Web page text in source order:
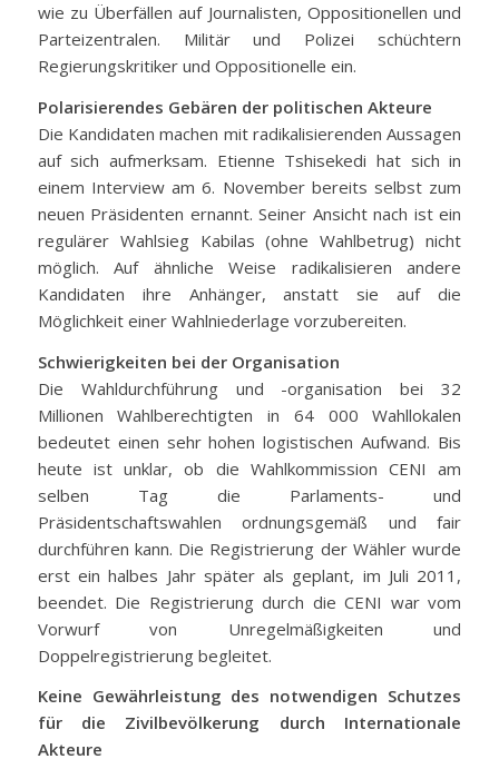
wie zu Überfällen auf Journalisten, Oppositionellen und
Parteizentralen. Militär und Polizei schüchtern
Regierungskritiker und Oppositionelle ein.
Polarisierendes Gebären der politischen Akteure
Die Kandidaten machen mit radikalisierenden Aussagen
auf sich aufmerksam. Etienne Tshisekedi hat sich in
einem Interview am 6. November bereits selbst zum
neuen Präsidenten ernannt. Seiner Ansicht nach ist ein
regulärer Wahlsieg Kabilas (ohne Wahlbetrug) nicht
möglich. Auf ähnliche Weise radikalisieren andere
Kandidaten ihre Anhänger, anstatt sie auf die
Möglichkeit einer Wahlniederlage vorzubereiten.
Schwierigkeiten bei der Organisation
Die Wahldurchführung und -organisation bei 32
Millionen Wahlberechtigten in 64 000 Wahllokalen
bedeutet einen sehr hohen logistischen Aufwand. Bis
heute ist unklar, ob die Wahlkommission CENI am
selben Tag die Parlaments- und
Präsidentschaftswahlen ordnungsgemäß und fair
durchführen kann. Die Registrierung der Wähler wurde
erst ein halbes Jahr später als geplant, im Juli 2011,
beendet. Die Registrierung durch die CENI war vom
Vorwurf von Unregelmäßigkeiten und
Doppelregistrierung begleitet.
Keine Gewährleistung des notwendigen Schutzes
für die Zivilbevölkerung durch Internationale
Akteure